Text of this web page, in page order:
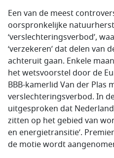
Een van de meest
oorspronkelijke
‘verslechteringsverbod’,
‘verzekeren’ dat delen van
achteruit gaan. Enkele
het wetsvoorstel door de
BBB-kamerlid Van der Plas
verslechteringsverbod. In
uitgesproken dat
zitten op het gebied van
en energietransitie’.
de motie wordt